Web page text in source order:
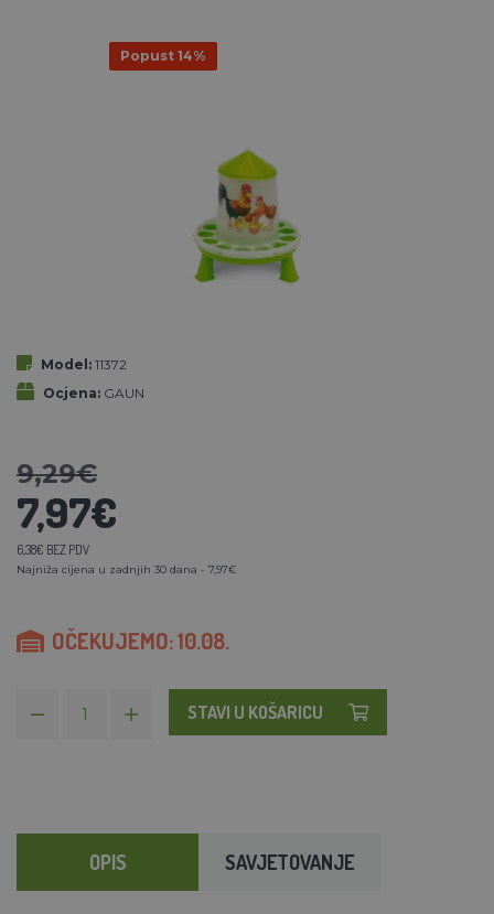
Popust 14%
Model: 11372
Ocjena: GAUN
9,29€
7,97€
6,38€ BEZ PDV
Najniža cijena u zadnjih 30 dana - 7,97€
OČEKUJEMO: 10.08.
STAVI U KOŠARICU
OPIS SAVJETOVANJE